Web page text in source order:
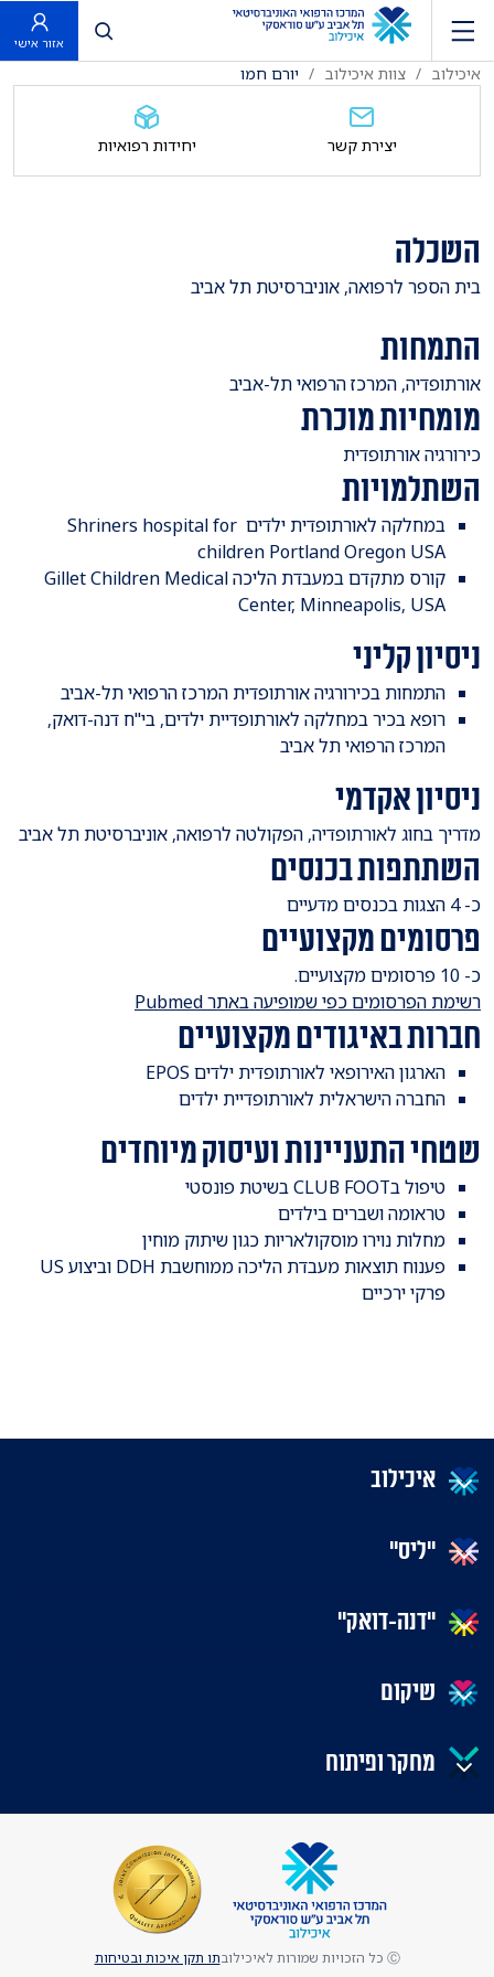
פתח חיפוש
אזור אישי
איכילוב צוות איכילוב יורם חמו
השכלה
בית הספר לרפואה, אוניברסיטת תל אביב
התמחות
אורתופדיה, המרכז הרפואי תל-אביב
מומחיות מוכרת
כירורגיה אורתופדית
השתלמויות
במחלקה לאורתופדית ילדים Shriners hospital for
children Portland Oregon USA
קורס מתקדם במעבדת הליכה Gillet Children Medical
Center, Minneapolis, USA
ניסיון קליני
התמחות בכירורגיה אורתופדית המרכז הרפואי תל-אביב
רופא בכיר במחלקה לאורתופדיית ילדים, בי"ח דנה-דואק,
המרכז הרפואי תל אביב
ניסיון אקדמי
מדריך בחוג לאורתופדיה, הפקולטה לרפואה, אוניברסיטת תל אביב
השתתפות בכנסים
כ- 4 הצגות בכנסים מדעיים
פרסומים מקצועיים
כ- 10 פרסומים מקצועיים.
רשימת הפרסומים כפי שמופיעה באתר Pubmed
חברות באיגודים מקצועיים
הארגון האירופאי לאורתופדית ילדים EPOS
החברה הישראלית לאורתופדיית ילדים
שטחי התעניינות ועיסוק מיוחדים
טיפול בCLUB FOOT בשיטת פונסטי
טראומה ושברים בילדים
מחלות נוירו מוסקולאריות כגון שיתוק מוחין
פענוח תוצאות מעבדת הליכה ממוחשבת DDH וביצוע US
פרקי ירכיים
יצירת קשר יחידות רפואיות
איכילוב
"ליס"
"דנה-דואק"
שיקום
מחקר ופיתוח
Ⓒ כל הזכויות שמורות לאיכילוב תו תקן איכות ובטיחות